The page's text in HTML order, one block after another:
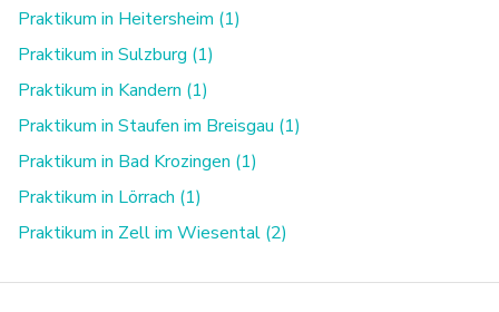
Praktikum in Heitersheim (1)
Praktikum in Sulzburg (1)
Praktikum in Kandern (1)
Praktikum in Staufen im Breisgau (1)
Praktikum in Bad Krozingen (1)
Praktikum in Lörrach (1)
Praktikum in Zell im Wiesental (2)